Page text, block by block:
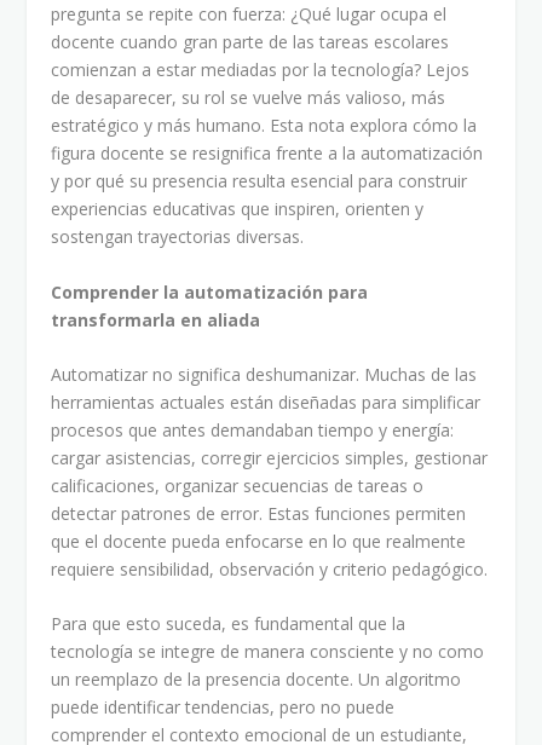
pregunta se repite con fuerza: ¿Qué lugar ocupa el
docente cuando gran parte de las tareas escolares
comienzan a estar mediadas por la tecnología? Lejos
de desaparecer, su rol se vuelve más valioso, más
estratégico y más humano. Esta nota explora cómo la
figura docente se resignifica frente a la automatización
y por qué su presencia resulta esencial para construir
experiencias educativas que inspiren, orienten y
sostengan trayectorias diversas.
Comprender la automatización para
transformarla en aliada
Automatizar no significa deshumanizar. Muchas de las
herramientas actuales están diseñadas para simplificar
procesos que antes demandaban tiempo y energía:
cargar asistencias, corregir ejercicios simples, gestionar
calificaciones, organizar secuencias de tareas o
detectar patrones de error. Estas funciones permiten
que el docente pueda enfocarse en lo que realmente
requiere sensibilidad, observación y criterio pedagógico.
Para que esto suceda, es fundamental que la
tecnología se integre de manera consciente y no como
un reemplazo de la presencia docente. Un algoritmo
puede identificar tendencias, pero no puede
comprender el contexto emocional de un estudiante,